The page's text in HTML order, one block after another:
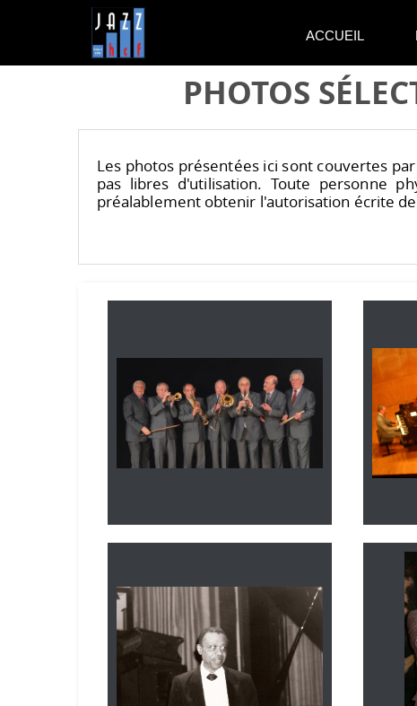
ACCUEIL
PHOTOS
Les photos présentées ici sont couvertes
pas libres d'utilisation. Toute personne
préalablement obtenir l'autorisation écrite